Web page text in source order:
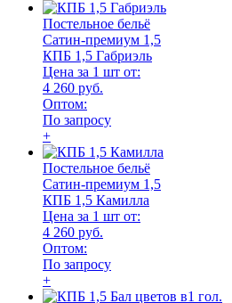
Постельное бельё
Сатин-премиум 1,5
КПБ 1,5 Габриэль
Цена за 1 шт от:
4 260 руб.
Оптом:
По запросу
+
Постельное бельё
Сатин-премиум 1,5
КПБ 1,5 Камилла
Цена за 1 шт от:
4 260 руб.
Оптом:
По запросу
+